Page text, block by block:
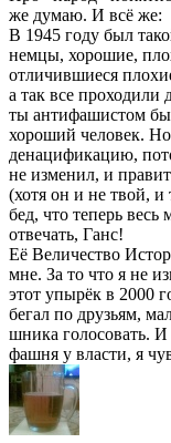
же думаю. И всё же:
В 1945 году был
немцы, хорошие,
отличившиеся
а так все
ты антифашистом
хороший человек.
денацификацию,
не изменил, и
(хотя он и не твой, и
бед, что теперь весь
отвечать, Ганс!
Её Величество
мне. За то что я не
этот упырёк в 2000
бегал по друзьям,
шника голосовать. И
фашня у власти, я